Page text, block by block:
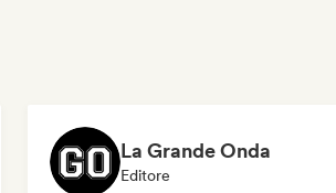
La Grande Onda
Editore